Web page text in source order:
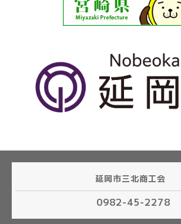
延岡市三北商工会
0982-45-2278